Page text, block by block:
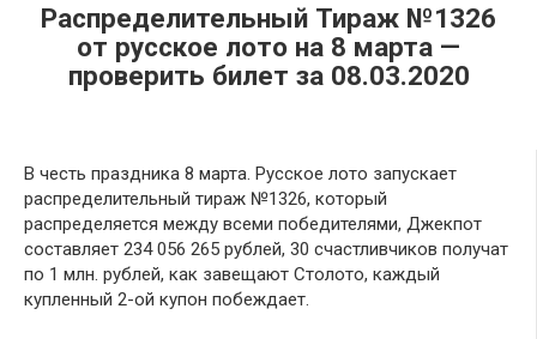
Распределительный Тираж №1326
от русское лото на 8 марта —
проверить билет за 08.03.2020
В честь праздника 8 марта. Русское лото запускает
распределительный тираж №1326, который
распределяется между всеми победителями, Джекпот
составляет 234 056 265 рублей, 30 счастливчиков получат
по 1 млн. рублей, как завещают Столото, каждый
купленный 2-ой купон побеждает.